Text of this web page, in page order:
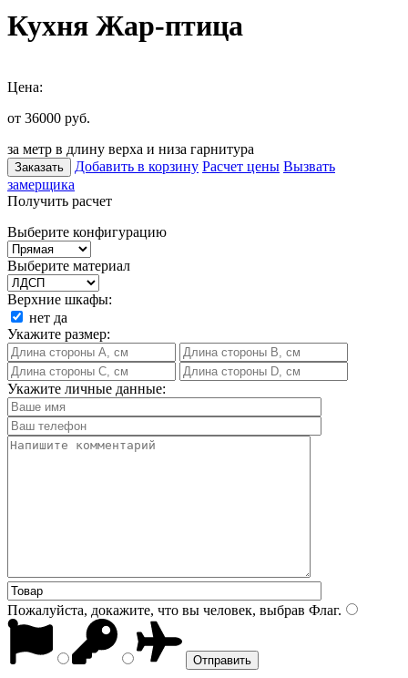
Кухня Жар-птица
Цена:
от 36000 руб.
за метр в длину верха и низа гарнитура
Заказать Добавить в корзину Расчет цены Вызвать
замерщика
Получить расчет
Выберите конфигурацию
Выберите материал
Верхние шкафы:
нет да
Укажите размер:
Укажите личные данные:
Пожалуйста, докажите, что вы человек, выбрав Флаг.